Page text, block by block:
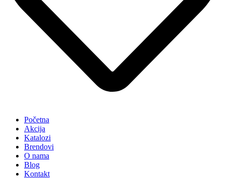
Početna
Akcija
Katalozi
Brendovi
O nama
Blog
Kontakt